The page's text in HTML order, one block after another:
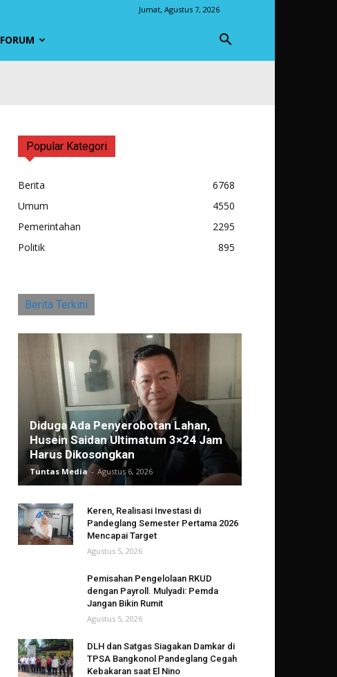
Jumat, Agustus 7, 2026
FORUM
Popular Kategori
Berita
6768
Umum
4550
Pemerintahan
2295
Politik
895
Berita Terkini
Diduga Ada Penyerobotan Lahan,
Husein Saidan Ultimatum 3×24 Jam
Harus Dikosongkan
Tuntas Media - Agustus 6, 2026
Keren, Realisasi Investasi di
Pandeglang Semester Pertama 2026
Mencapai Target
Agustus 5, 2026
Pemisahan Pengelolaan RKUD
dengan Payroll. Mulyadi: Pemda
Jangan Bikin Rumit
Agustus 5, 2026
DLH dan Satgas Siagakan Damkar di
TPSA Bangkonol Pandeglang Cegah
Kebakaran saat El Nino